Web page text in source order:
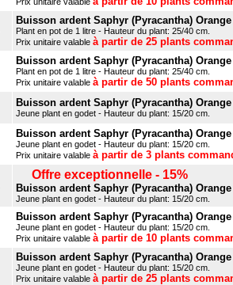
Buisson ardent Saphyr (Pyracantha)
Plant en pot de 1 litre - Hauteur du plant: 25/40 cm.
Prix unitaire valable à partir de 25 plants
Buisson ardent Saphyr (Pyracantha)
Plant en pot de 1 litre - Hauteur du plant: 25/40 cm.
Prix unitaire valable à partir de 50 plants
Buisson ardent Saphyr (Pyracantha)
Jeune plant en godet - Hauteur du plant: 15/20 cm.
Buisson ardent Saphyr (Pyracantha)
Jeune plant en godet - Hauteur du plant: 15/20 cm.
Prix unitaire valable à partir de 3 plants
Offre exceptionnelle - 15%
Buisson ardent Saphyr (Pyracantha)
Jeune plant en godet - Hauteur du plant: 15/20 cm.
Buisson ardent Saphyr (Pyracantha)
Jeune plant en godet - Hauteur du plant: 15/20 cm.
Prix unitaire valable à partir de 10 plants
Buisson ardent Saphyr (Pyracantha)
Jeune plant en godet - Hauteur du plant: 15/20 cm.
Prix unitaire valable à partir de 25 plants